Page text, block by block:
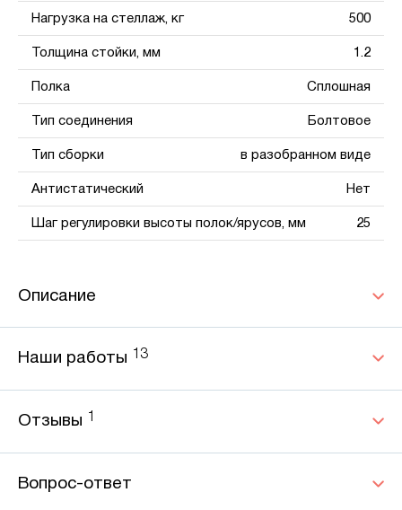
Нагрузка на стеллаж, кг 500
Толщина стойки, мм 1.2
Полка Сплошная
Тип соединения Болтовое
Тип сборки в разобранном виде
Антистатический Нет
Шаг регулировки высоты полок/ярусов, мм 25
Описание
Наши работы 13
Отзывы 1
Вопрос-ответ